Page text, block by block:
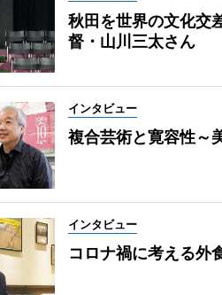
秋田を世界の文化交
督・山川三太さん
インタビュー
複合芸術と寛容性
インタビュー
コロナ禍に考える外